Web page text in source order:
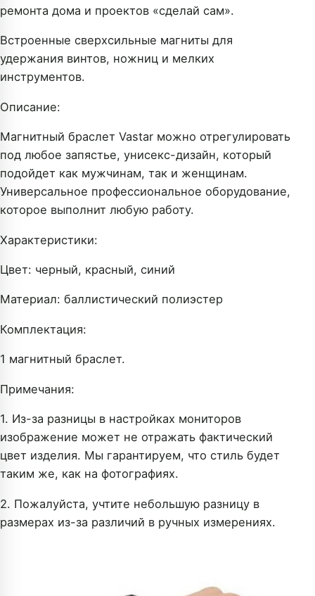
ремонта дома и проектов «сделай сам».
Встроенные сверхсильные магниты для
удержания винтов, ножниц и мелких
инструментов.
Описание:
Магнитный браслет Vastar можно отрегулировать
под любое запястье, унисекс-дизайн, который
подойдет как мужчинам, так и женщинам.
Универсальное профессиональное оборудование,
которое выполнит любую работу.
Характеристики:
Цвет: черный, красный, синий
Материал: баллистический полиэстер
Комплектация:
1 магнитный браслет.
Примечания:
1. Из-за разницы в настройках мониторов
изображение может не отражать фактический
цвет изделия. Мы гарантируем, что стиль будет
таким же, как на фотографиях.
2. Пожалуйста, учтите небольшую разницу в
размерах из-за различий в ручных измерениях.